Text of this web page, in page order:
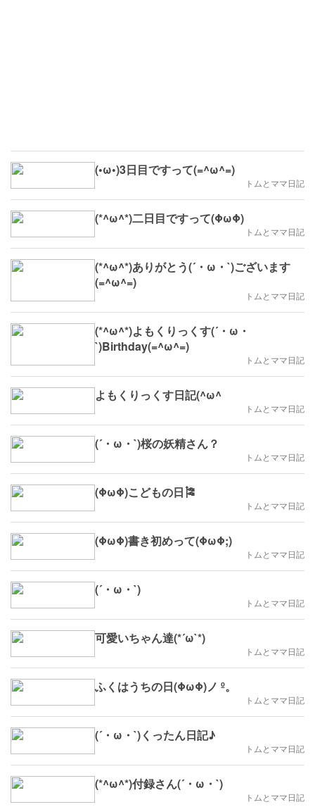
(•ω•)3日目ですって(=^ω^=)
トムとママ日記
(*^ω^*)二日目ですって(ΦωΦ)
トムとママ日記
(*^ω^*)ありがとう(´・ω・`)ございます
(=^ω^=)
トムとママ日記
(*^ω^*)よもくりっくす(´・ω・
`)Birthday(=^ω^=)
トムとママ日記
よもくりっくす日記(^ω^ゞ
トムとママ日記
(´・ω・`)桜の妖精さん？
トムとママ日記
(ΦωΦ)こどもの日🎏
トムとママ日記
(ΦωΦ)書き初めって(ΦωΦ;)
トムとママ日記
(´・ω・`)
トムとママ日記
可愛いちゃん達(*´ω`*)
トムとママ日記
ふくはうちの日(ΦωΦ)ノ º。
トムとママ日記
(´・ω・`)くったん日記♪
トムとママ日記
(*^ω^*)付録さん(´・ω・`)
トムとママ日記